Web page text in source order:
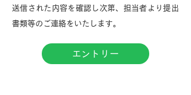
​送信された内容を確認し次第、担当者より提出
書類等のご連絡をいたします。
エントリー